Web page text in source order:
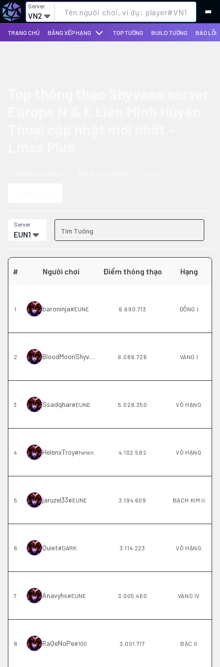
Server
VN2
TRANG CHỦ BẢNG XẾP HẠNG TOP TƯỚNG BUILD TƯỚNG BÁO LỖI
Server
EUN1
# Người chơi Điểm thông thạo Hạng
1 baroninja#EUNE 6.690.713 ĐỒNG I
2 BloodMoonShyvana 6.086.726 VÀNG I
3 Ssadqhar#EUNE 5.026.350 VÔ HẠNG
4 HelenxTroy#helen 4.102.582 VÔ HẠNG
5 jaruzel33#EUNE 3.194.609 BẠCH KIM II
6 Quiet#DARK 3.114.223 VÔ HẠNG
7 Anavyhs#EUNE 3.005.460 VÀNG IV
8 RaQeNoPe#100 3.001.717 BẠC II